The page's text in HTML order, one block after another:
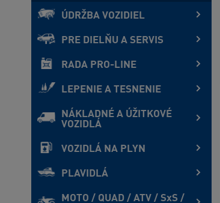
ÚDRŽBA VOZIDIEL
PRE DIELŇU A SERVIS
RADA PRO-LINE
LEPENIE A TESNENIE
NÁKLADNÉ A ÚŽITKOVÉ
VOZIDLÁ
VOZIDLÁ NA PLYN
PLAVIDLÁ
MOTO / QUAD / ATV / SxS /